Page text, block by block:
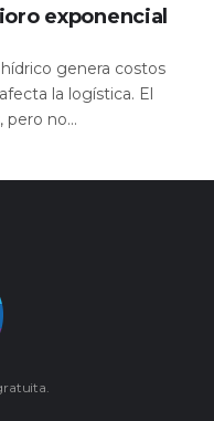
exponencial
genera costos
la logística. El
pero no...